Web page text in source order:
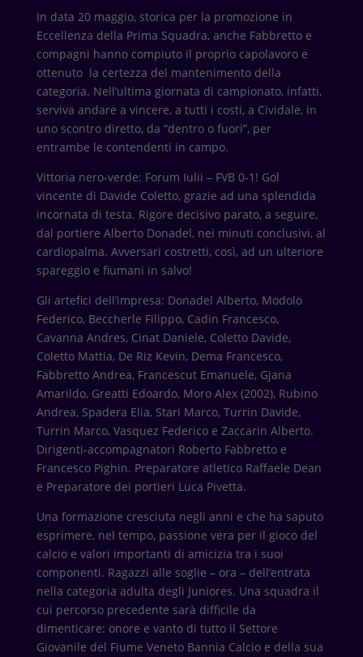
In data 20 maggio, storica per la promozione in
Eccellenza della Prima Squadra, anche Fabbretto e
compagni hanno compiuto il proprio capolavoro e
ottenuto la certezza del mantenimento della
categoria. Nell’ultima giornata di campionato, infatti,
serviva andare a vincere, a tutti i costi, a Cividale, in
uno scontro diretto, da “dentro o fuori”, per
entrambe le contendenti in campo.
Vittoria nero-verde: Forum Iulii – FVB 0-1! Gol
vincente di Davide Coletto, grazie ad una splendida
incornata di testa. Rigore decisivo parato, a seguire,
dal portiere Alberto Donadel, nei minuti conclusivi, al
cardiopalma. Avversari costretti, così, ad un ulteriore
spareggio e fiumani in salvo!
Gli artefici dell’impresa: Donadel Alberto, Modolo
Federico, Beccherle Filippo, Cadin Francesco,
Cavanna Andres, Cinat Daniele, Coletto Davide,
Coletto Mattia, De Riz Kevin, Dema Francesco,
Fabbretto Andrea, Francescut Emanuele, Gjana
Amarildo, Greatti Edoardo, Moro Alex (2002), Rubino
Andrea, Spadera Elia, Stari Marco, Turrin Davide,
Turrin Marco, Vasquez Federico e Zaccarin Alberto.
Dirigenti-accompagnatori Roberto Fabbretto e
Francesco Pighin. Preparatore atletico Raffaele Dean
e Preparatore dei portieri Luca Pivetta.
Una formazione cresciuta negli anni e che ha saputo
esprimere, nel tempo, passione vera per il gioco del
calcio e valori importanti di amicizia tra i suoi
componenti. Ragazzi alle soglie – ora – dell’entrata
nella categoria adulta degli Juniores. Una squadra il
cui percorso precedente sarà difficile da
dimenticare: onore e vanto di tutto il Settore
Giovanile del Fiume Veneto Bannia Calcio e della sua